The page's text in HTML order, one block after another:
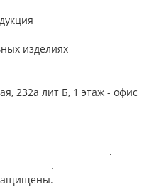
изделиях
232а лит Б, 1 этаж - офис
.
.